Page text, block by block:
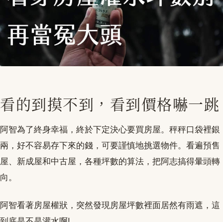
看的到摸不到，看到價格嚇一跳
阿智為了終身幸福，終於下定決心要買房屋。秤秤口袋裡銀
兩，好不容易存下來的錢，可要謹慎地挑選物件。看遍預售
屋、新成屋和中古屋，各種坪數的算法，把阿志搞得暈頭轉
向。
阿智看著房屋權狀，突然發現房屋坪數裡面居然有雨遮，這